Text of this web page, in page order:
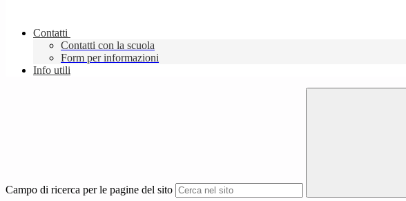
Contatti
Contatti con la scuola
Form per informazioni
Info utili
Campo di ricerca per le pagine del sito